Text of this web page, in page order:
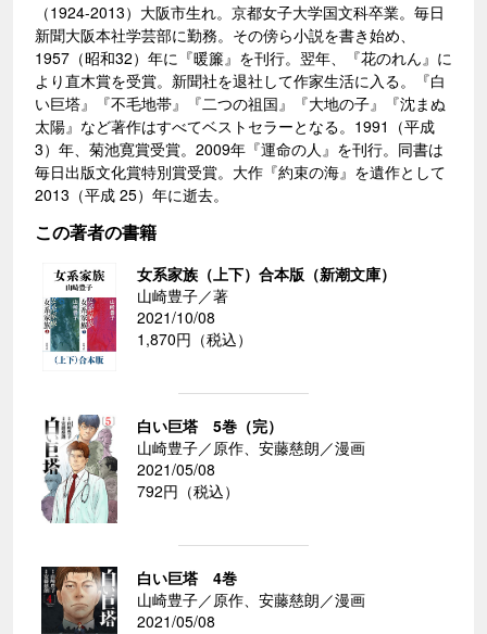
（1924-2013）大阪市生れ。京都女子大学国文科卒業。毎日
新聞大阪本社学芸部に勤務。その傍ら小説を書き始め、
1957（昭和32）年に『暖簾』を刊行。翌年、『花のれん』に
より直木賞を受賞。新聞社を退社して作家生活に入る。『白
い巨塔』『不毛地帯』『二つの祖国』『大地の子』『沈まぬ
太陽』など著作はすべてベストセラーとなる。1991（平成
3）年、菊池寛賞受賞。2009年『運命の人』を刊行。同書は
毎日出版文化賞特別賞受賞。大作『約束の海』を遺作として
2013（平成 25）年に逝去。
この著者の書籍
女系家族（上下）合本版（新潮文庫）
山崎豊子／著
2021/10/08
1,870円（税込）
白い巨塔 5巻（完）
山崎豊子／原作、安藤慈朗／漫画
2021/05/08
792円（税込）
白い巨塔 4巻
山崎豊子／原作、安藤慈朗／漫画
2021/05/08